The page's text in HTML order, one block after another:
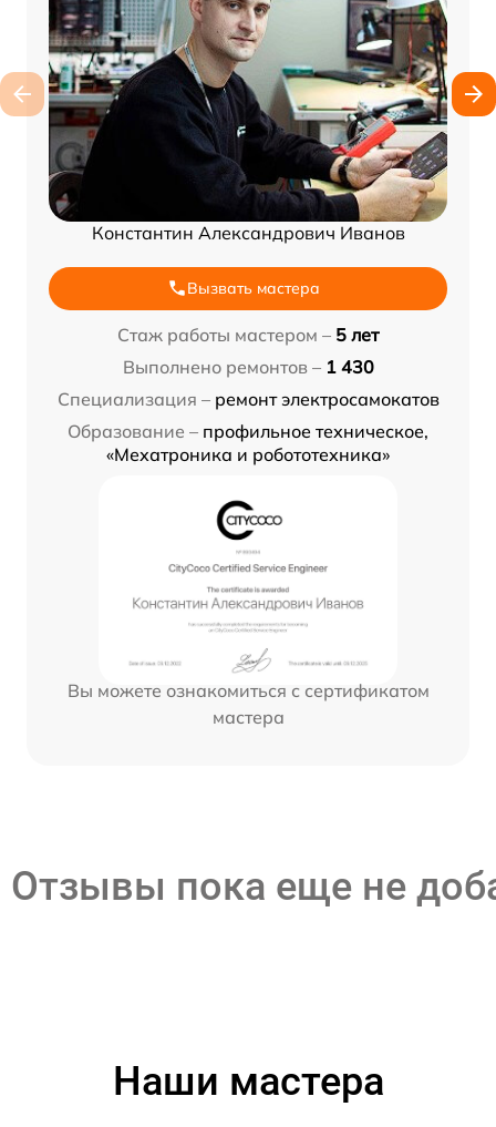
Константин Александрович Иванов
Вызвать мастера
Стаж работы мастером – 5 лет
Выполнено ремонтов – 1 430
Специализация – ремонт электросамокатов
Образование – профильное техническое,
«Мехатроника и робототехника»
Вы можете ознакомиться с сертификатом
мастера
Отзывы пока еще не
Наши мастера